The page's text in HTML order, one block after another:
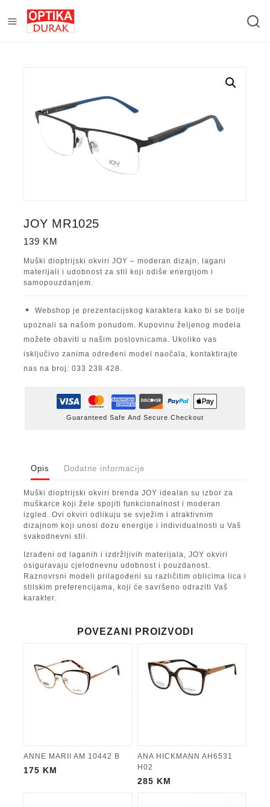
JOY MR1025
139 KM
Muški dioptrijski okviri JOY – moderan dizajn, lagani
materijali i udobnost za stil koji odiše energijom i
samopouzdanjem.
Webshop je prezentacijskog karaktera kako bi se bolje
upoznali sa našom ponudom. Kupovinu željenog modela
možete obaviti u našim poslovnicama. Ukoliko vas
isključivo zanima određeni model naočala, kontaktirajte
nas na broj: 033 238 428.
Guaranteed Safe And Secure Checkout
Opis Dodatne informacije
Muški dioptrijski okviri brenda JOY idealan su izbor za
muškarce koji žele spojiti funkcionalnost i moderan
izgled. Ovi okviri odlikuju se svježim i atraktivnim
dizajnom koji unosi dozu energije i individualnosti u Vaš
svakodnevni stil.
Izrađeni od laganih i izdržljivih materijala, JOY okviri
osiguravaju cjelodnevnu udobnost i pouzdanost.
Raznovrsni modeli prilagođeni su različitim oblicima lica i
stilskim preferencijama, koji će savršeno odraziti Vaš
karakter.
POVEZANI PROIZVODI
ANNE MARII AM 10442 B
175 KM
ANA HICKMANN AH6531
H02
285 KM